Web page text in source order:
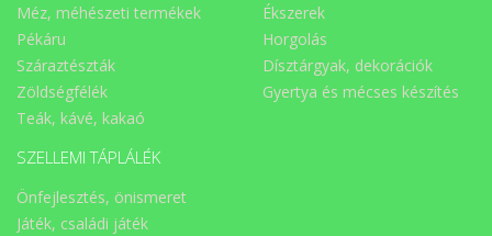
Méz, méhészeti termékek
Pékáru
Száraztészták
Zöldségfélék
Teák, kávé, kakaó
SZELLEMI TÁPLÁLÉK
Önfejlesztés, önismeret
Játék, családi játék
Ékszerek
Horgolás
Dísztárgyak, dekorációk
Gyertya és mécses készítés